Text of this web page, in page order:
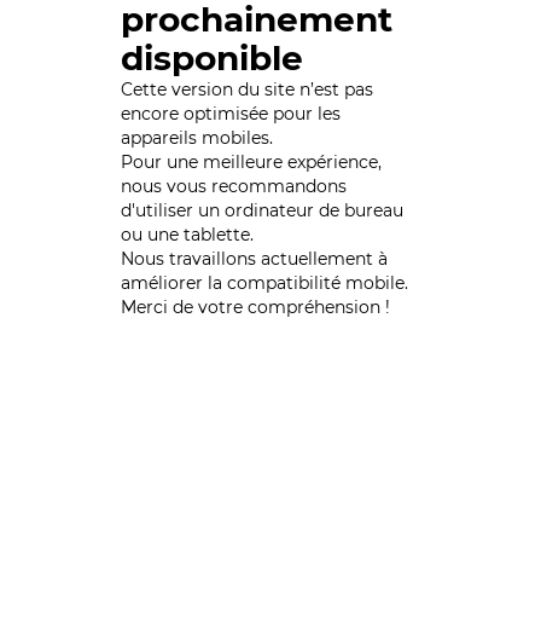
prochainement
disponible
Cette version du site n’est pas
encore optimisée pour les
appareils mobiles.
Pour une meilleure expérience,
nous vous recommandons
d'utiliser un ordinateur de bureau
ou une tablette.
Nous travaillons actuellement à
améliorer la compatibilité mobile.
Merci de votre compréhension !